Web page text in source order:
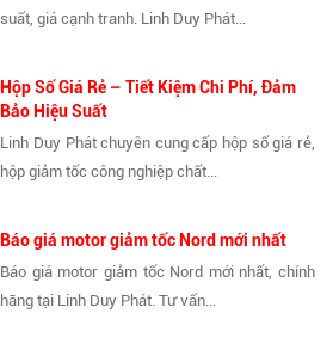
suất, giá cạnh tranh. Linh Duy Phát...
Hộp Số Giá Rẻ – Tiết Kiệm Chi Phí, Đảm
Bảo Hiệu Suất
Linh Duy Phát chuyên cung cấp hộp số giá rẻ,
hộp giảm tốc công nghiệp chất...
Báo giá motor giảm tốc Nord mới nhất
Báo giá motor giảm tốc Nord mới nhất, chính
hãng tại Linh Duy Phát. Tư vấn...